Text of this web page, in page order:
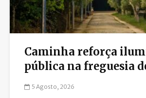
Caminha reforça
pública na freguesia
5 Agosto, 2026